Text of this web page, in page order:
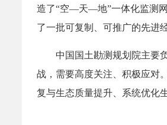
造了“空—天—地”一体化监测
了一批可复制、可推广的先进经
中国国土勘测规划院主要
战，需要高度关注、积极应对
复与生态质量提升、系统优化